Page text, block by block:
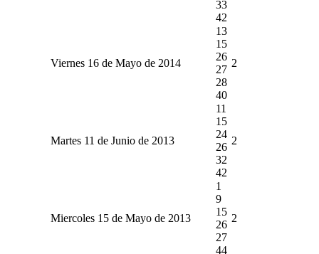
33
42
Viernes 16 de Mayo de 2014
13
15
26
27
28
40
2
Martes 11 de Junio de 2013
11
15
24
26
32
42
2
Miercoles 15 de Mayo de 2013
1
9
15
26
27
44
2